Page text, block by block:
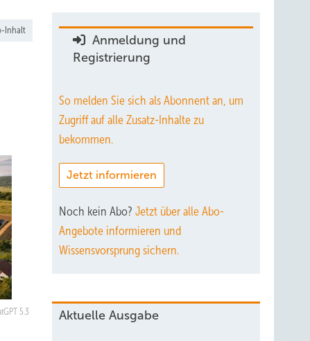
Inhalt
5.3
Anmeldung und
Registrierung
So melden Sie sich als Abonnent an, um
Zugriff auf alle Zusatz-Inhalte zu
bekommen.
Jetzt informieren
Noch kein Abo? Jetzt über alle Abo-
Angebote informieren und
Wissensvorsprung sichern.
Aktuelle Ausgabe